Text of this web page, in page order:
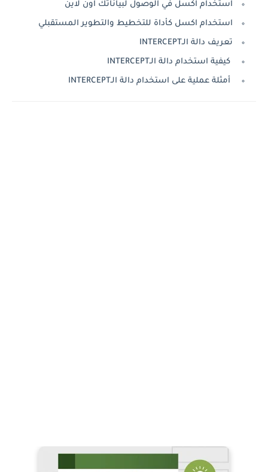
استخدام اكسل في الوصول لبياناتك اون لاين
استخدام اكسل كأداة للتخطيط والتطوير المستقبلي
تعريف دالة الـINTERCEPT
كيفية استخدام دالة الـINTERCEPT
أمثلة عملية على استخدام دالة الـINTERCEPT